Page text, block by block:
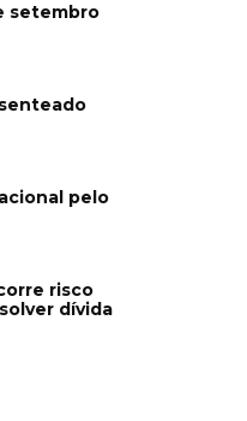
setembro
pelo
risco
dívida